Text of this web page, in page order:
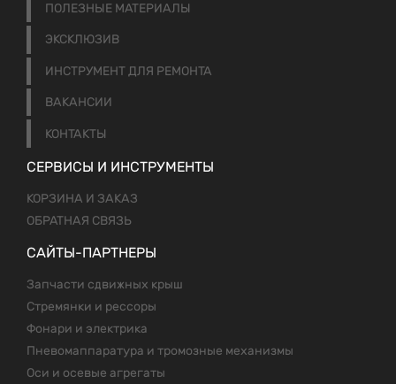
ПОЛЕЗНЫЕ МАТЕРИАЛЫ
ЭКСКЛЮЗИВ
ИНСТРУМЕНТ ДЛЯ РЕМОНТА
ВАКАНСИИ
КОНТАКТЫ
СЕРВИСЫ И ИНСТРУМЕНТЫ
КОРЗИНА И ЗАКАЗ
ОБРАТНАЯ СВЯЗЬ
САЙТЫ-ПАРТНЕРЫ
Запчасти сдвижных крыш
Стремянки и рессоры
Фонари и электрика
Пневомаппаратура и тромозные механизмы
Оси и осевые агрегаты